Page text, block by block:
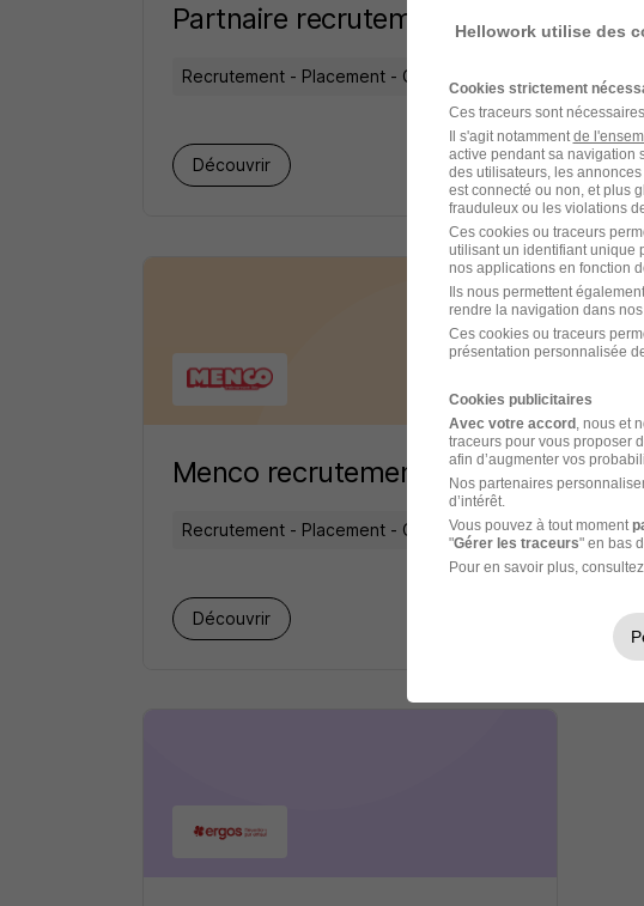
Partnaire recrutement
Recrutement - Placement - Conseils RH
Découvrir 1 job
Menco recrutement
Recrutement - Placement - Conseils RH
Découvrir
Hellowork utilise des
Cookies strictement
Ces traceurs sont
Il s'agit notamment de
active pendant sa navigation
des utilisateurs, les
est connecté ou non, et plus
frauduleux ou les violations
Ces cookies ou traceurs
utilisant un identifiant unique
nos applications en fonction
Ils nous permettent
rendre la navigation dans
Ces cookies ou traceurs
présentation personnalisée
Cookies publicitaires
Avec votre accord, nous et
traceurs pour vous proposer
afin d’augmenter vos
Nos partenaires
d’intérêt.
Vous pouvez à tout moment
"Gérer les traceurs" en bas
Pour en savoir plus,